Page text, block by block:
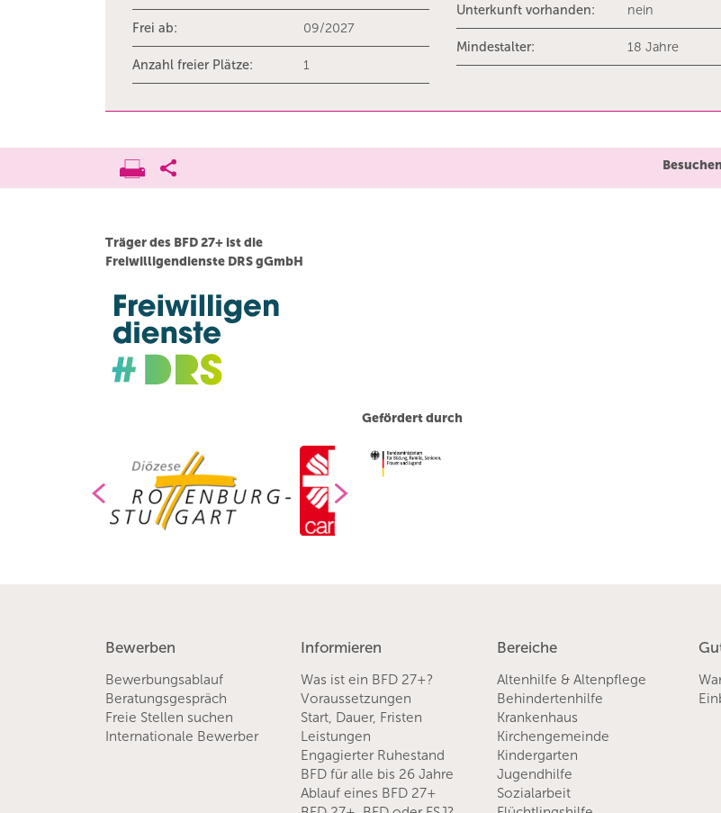
Frei ab: 09/2027
Anzahl freier Plätze: 1
Unterkunft vorhanden: nein
Mindestalter: 18 Jahre
Träger des BFD 27+ ist die
Freiwilligendienste DRS gGmbH
Gefördert durch
Bewerben
Bewerbungsablauf
Beratungsgespräch
Freie Stellen suchen
Internationale Bewerber
Informieren
Was ist ein BFD 27+?
Voraussetzungen
Start, Dauer, Fristen
Leistungen
Engagierter Ruhestand
BFD für alle bis 26 Jahre
Ablauf eines BFD 27+
Bereiche
Altenhilfe & Altenpflege
Behindertenhilfe
Krankenhaus
Kirchengemeinde
Kindergarten
Jugendhilfe
Sozialarbeit